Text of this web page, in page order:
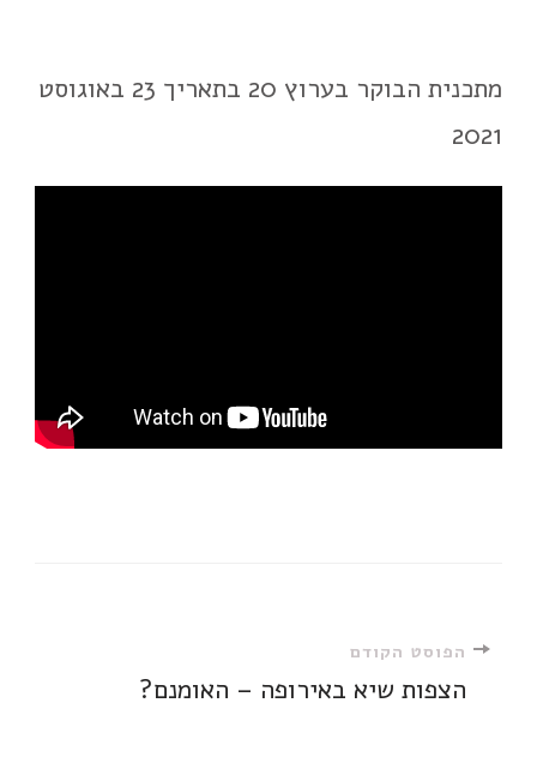
מתכנית הבוקר בערוץ 20 בתאריך 23 באוגוסט
2021
ניווט
הפוסט הקודם
הצפות שיא באירופה – האומנם?